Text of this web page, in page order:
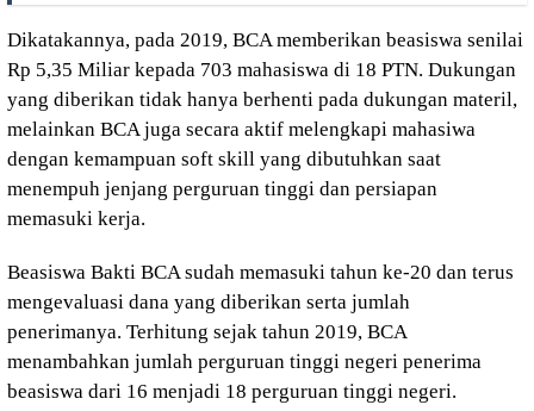
Dikatakannya, pada 2019, BCA memberikan beasiswa senilai
Rp 5,35 Miliar kepada 703 mahasiswa di 18 PTN. Dukungan
yang diberikan tidak hanya berhenti pada dukungan materil,
melainkan BCA juga secara aktif melengkapi mahasiwa
dengan kemampuan soft skill yang dibutuhkan saat
menempuh jenjang perguruan tinggi dan persiapan
memasuki kerja.
Beasiswa Bakti BCA sudah memasuki tahun ke-20 dan terus
mengevaluasi dana yang diberikan serta jumlah
penerimanya. Terhitung sejak tahun 2019, BCA
menambahkan jumlah perguruan tinggi negeri penerima
beasiswa dari 16 menjadi 18 perguruan tinggi negeri.